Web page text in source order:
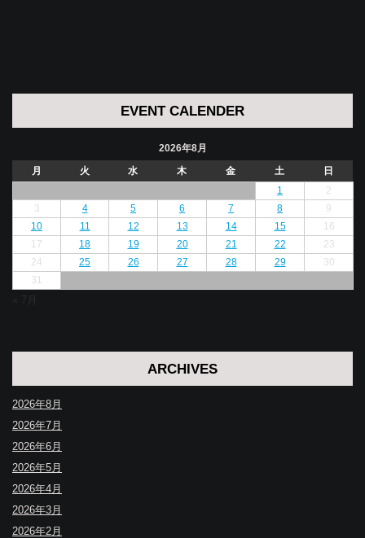
EVENT CALENDER
2026年8月
月
火 水 木 金 土
日
1
2
3
4 5 6 7 8
9
10
11 12 13 14 15
16
17
18 19 20 21 22
23
24
25 26 27 28 29
30
31
« 7月
ARCHIVES
2026年8月
2026年7月
2026年6月
2026年5月
2026年4月
2026年3月
2026年2月